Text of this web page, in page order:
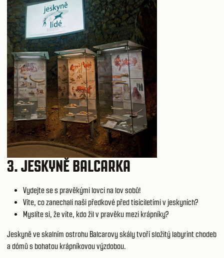
3.JESKYNĚ BALCARKA
Vydejte se s pravěkými lovci na lov sobů!
Víte, co zanechali naši předkové před tisíciletími v jeskyních?
Myslíte si, že víte, kdo žil v pravěku mezi krápníky?
Jeskyně ve skalním ostrohu Balcarovy skály tvoří složitý labyrint chodeb
a dómů s bohatou krápníkovou výzdobou.